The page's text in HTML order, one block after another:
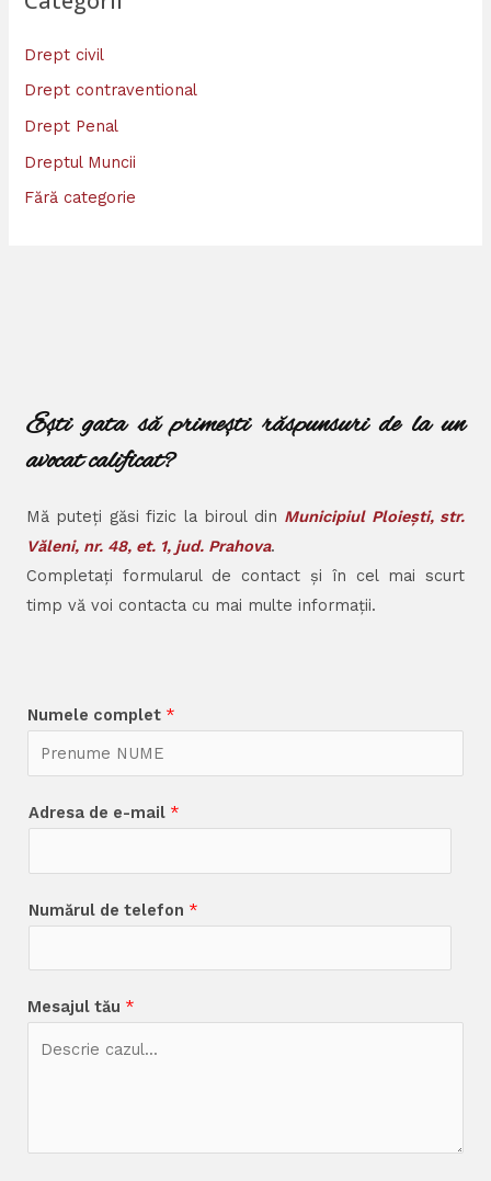
Drept civil
Drept contraventional
Drept Penal
Dreptul Muncii
Fără categorie
Ești gata să primești răspunsuri de la un
avocat calificat?
Mă puteți găsi fizic la biroul din Municipiul Ploiești, str.
Văleni, nr. 48, et. 1, jud. Prahova.
Completați formularul de contact și în cel mai scurt
timp vă voi contacta cu mai multe informații.
Numele complet *
Adresa de e-mail *
Numărul de telefon *
Mesajul tău *